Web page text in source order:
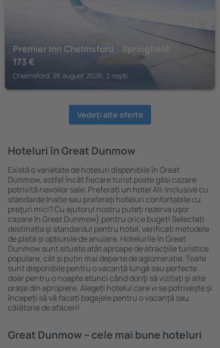
Premier Inn Chelmsford - Springfield
173 €
Chelmsford, 26 august 2026, 2 nopți
Vedeţi alte oferte
Hoteluri în Great Dunmow
Există o varietate de hoteluri disponibile în Great
Dunmow, astfel încât fiecare turist poate găsi cazare
potrivită nevoilor sale. Preferați un hotel All-Inclusive cu
standarde ȋnalte sau preferați hoteluri confortabile cu
preţuri mici? Cu ajutorul nostru puteți rezerva uşor
cazare în Great Dunmow} pentru orice buget! Selectați
destinația şi standardul pentru hotel, verificați metodele
de plată și opțiunile de anulare. Hotelurile în Great
Dunmow sunt situate atât aproape de atracţiile turistice
populare, cât și puțin mai departe de aglomerație. Toate
sunt disponibile pentru o vacanță lungă sau perfecte
doar pentru o noapte atunci când doriţi să vizitaţi şi alte
oraşe din apropiere. Alegeți hotelul care vi se potriveşte și
începeți să vă faceți bagajele pentru o vacanţă sau
călătorie de afaceri!
Great Dunmow – cele mai bune hoteluri